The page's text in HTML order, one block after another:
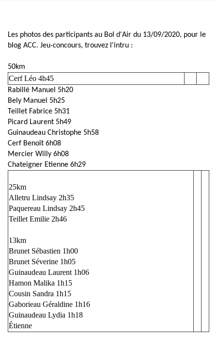
Les photos des participants au Bol d'Air du 13/09/2020, pour le
blog ACC. Jeu-concours, trouvez l'intru :
50km
Cerf Léo 4h45
Rabillé Manuel 5h20
Bely Manuel 5h25
Teillet Fabrice 5h31
Picard Laurent 5h49
Guinaudeau Christophe 5h58
Cerf Benoît 6h08
Mercier Willy 6h08
Chateigner Etienne 6h29
25km
Alletru Lindsay 2h35
Paquereau Lindsay 2h45
Teillet Emilie 2h46
13km
Brunet Sébastien 1h00
Brunet Séverine 1h05
Guinaudeau Laurent 1h06
Hamon Malika 1h15
Cousin Sandra 1h15
Gaborieau Géraldine 1h16
Guinaudeau Lydia 1h18
Étienne